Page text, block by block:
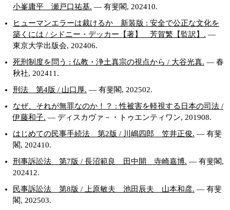
小峯庸平 瀬戸口祐基. — 有斐閣, 202410.
ヒューマンエラーは裁けるか 新装版 : 安全で公正な文化を
築くには / シドニー・デッカー【著】 芳賀繁【監訳】. —
東京大学出版会, 202406.
死刑制度を問う : 仏教・浄土真宗の視点から / 大谷光真. — 春
秋社, 202411.
刑法 第4版 / 山口厚. — 有斐閣, 202502.
なぜ、それが無罪なのか！？ : 性被害を軽視する日本の司法 /
伊藤和子. — ディスカヴァ－・トゥエンティワン, 201908.
はじめての民事手続法 第2版 / 川嶋四郎 笠井正俊. — 有斐
閣, 202410.
刑事訴訟法 第7版 / 長沼範良 田中開 寺崎嘉博. — 有斐閣,
202412.
民事訴訟法 第8版 / 上原敏夫 池田辰夫 山本和彦. — 有斐
閣, 202503.